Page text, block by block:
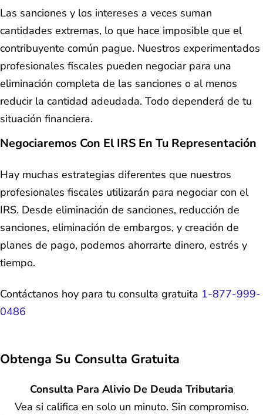
Las sanciones y los intereses a veces suman
cantidades extremas, lo que hace imposible que el
contribuyente común pague. Nuestros experimentados
profesionales fiscales pueden negociar para una
eliminación completa de las sanciones o al menos
reducir la cantidad adeudada. Todo dependerá de tu
situación financiera.
Negociaremos Con El IRS En Tu Representación
Hay muchas estrategias diferentes que nuestros
profesionales fiscales utilizarán para negociar con el
IRS. Desde eliminación de sanciones, reducción de
sanciones, eliminación de embargos, y creación de
planes de pago, podemos ahorrarte dinero, estrés y
tiempo.
Contáctanos hoy para tu consulta gratuita 1-877-999-
0486
Obtenga Su Consulta Gratuita
Consulta Para Alivio De Deuda Tributaria
Vea si califica en solo un minuto. Sin compromiso.